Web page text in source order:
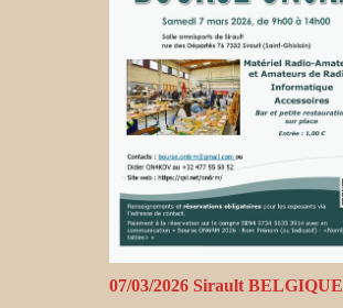
07/03/2026 Sirault BELGIQUE